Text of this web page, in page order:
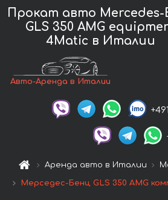
Прокат авто Mercedes-
GLS 350 AMG
4Matic в Италии
Авто-Аренда в Италии
Аренда авто в Италии
Мерседес-Бенц GLS 350 AMG